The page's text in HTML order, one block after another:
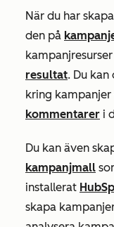
När du har
den på
resultat. Du
kring kampanjer
kommentarer i
Du kan även
kampanjmall
installerat
skapa